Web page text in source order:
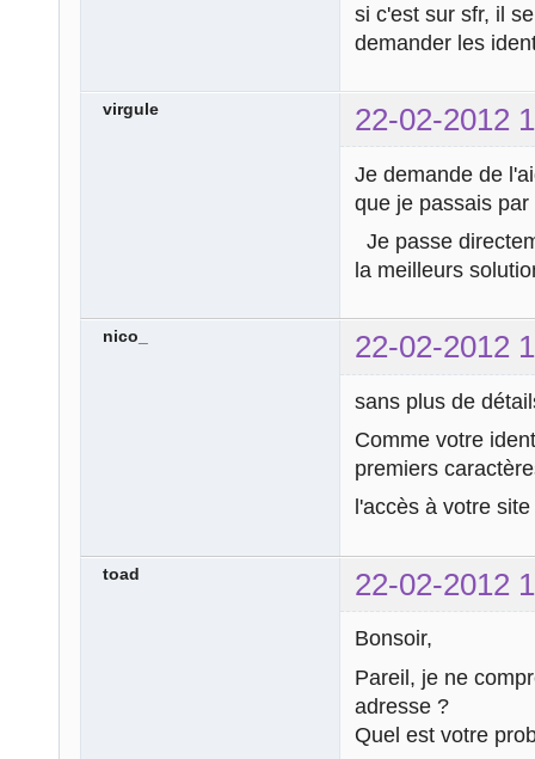
si c'est sur sfr, il
demander les
virgule 22-02-2012
Je demande de
que je passais par
Je passe
la meilleurs
nico_ 22-02-2012
sans plus de
Comme votre
premiers
l'accès à votre
toad 22-02-2012
Bonsoir,
Pareil, je ne
adresse ?
Quel est votre